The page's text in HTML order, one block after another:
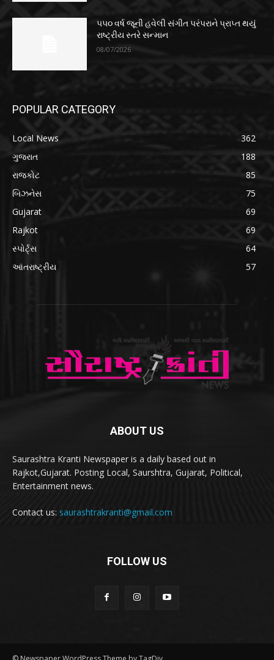
૫૫૦ વર્ષ જૂની હવેલી સંગીત પરંપરાને પ્રાપ્ત થયું
રાષ્ટ્રીય સ્તરે સન્માન
08/07/2026
POPULAR CATEGORY
Local News
362
ગુજરાત
188
રાજકોટ
85
બિઝનેસ
75
Gujarat
69
Rajkot
69
સ્પોર્ટ્સ
64
આંતરાષ્ટ્રીય
57
ABOUT US
Saurashtra Kranti Newspaper is a daily based out in
Rajkot,Gujarat. Posting Local, Saurshtra, Gujarat, Political,
Entertainment news.
Contact us: saurashtrakranti@gmail.com
FOLLOW US